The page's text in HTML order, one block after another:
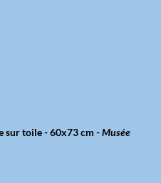
sur toile - 60x73 cm -Musée